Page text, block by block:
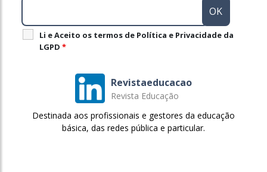
Li e Aceito os termos de Política e Privacidade da
LGPD *
Revistaeducacao
Revista Educação
Destinada aos profissionais e gestores da educação
básica, das redes pública e particular.